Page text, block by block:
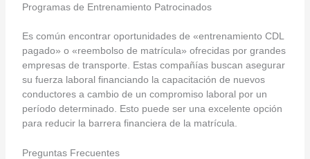
Programas de Entrenamiento Patrocinados
Es común encontrar oportunidades de «entrenamiento CDL
pagado» o «reembolso de matrícula» ofrecidas por grandes
empresas de transporte. Estas compañías buscan asegurar
su fuerza laboral financiando la capacitación de nuevos
conductores a cambio de un compromiso laboral por un
período determinado. Esto puede ser una excelente opción
para reducir la barrera financiera de la matrícula.
Preguntas Frecuentes